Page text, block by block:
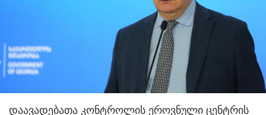
დაავადებათა კონტროლის ეროვნული ცენტრის